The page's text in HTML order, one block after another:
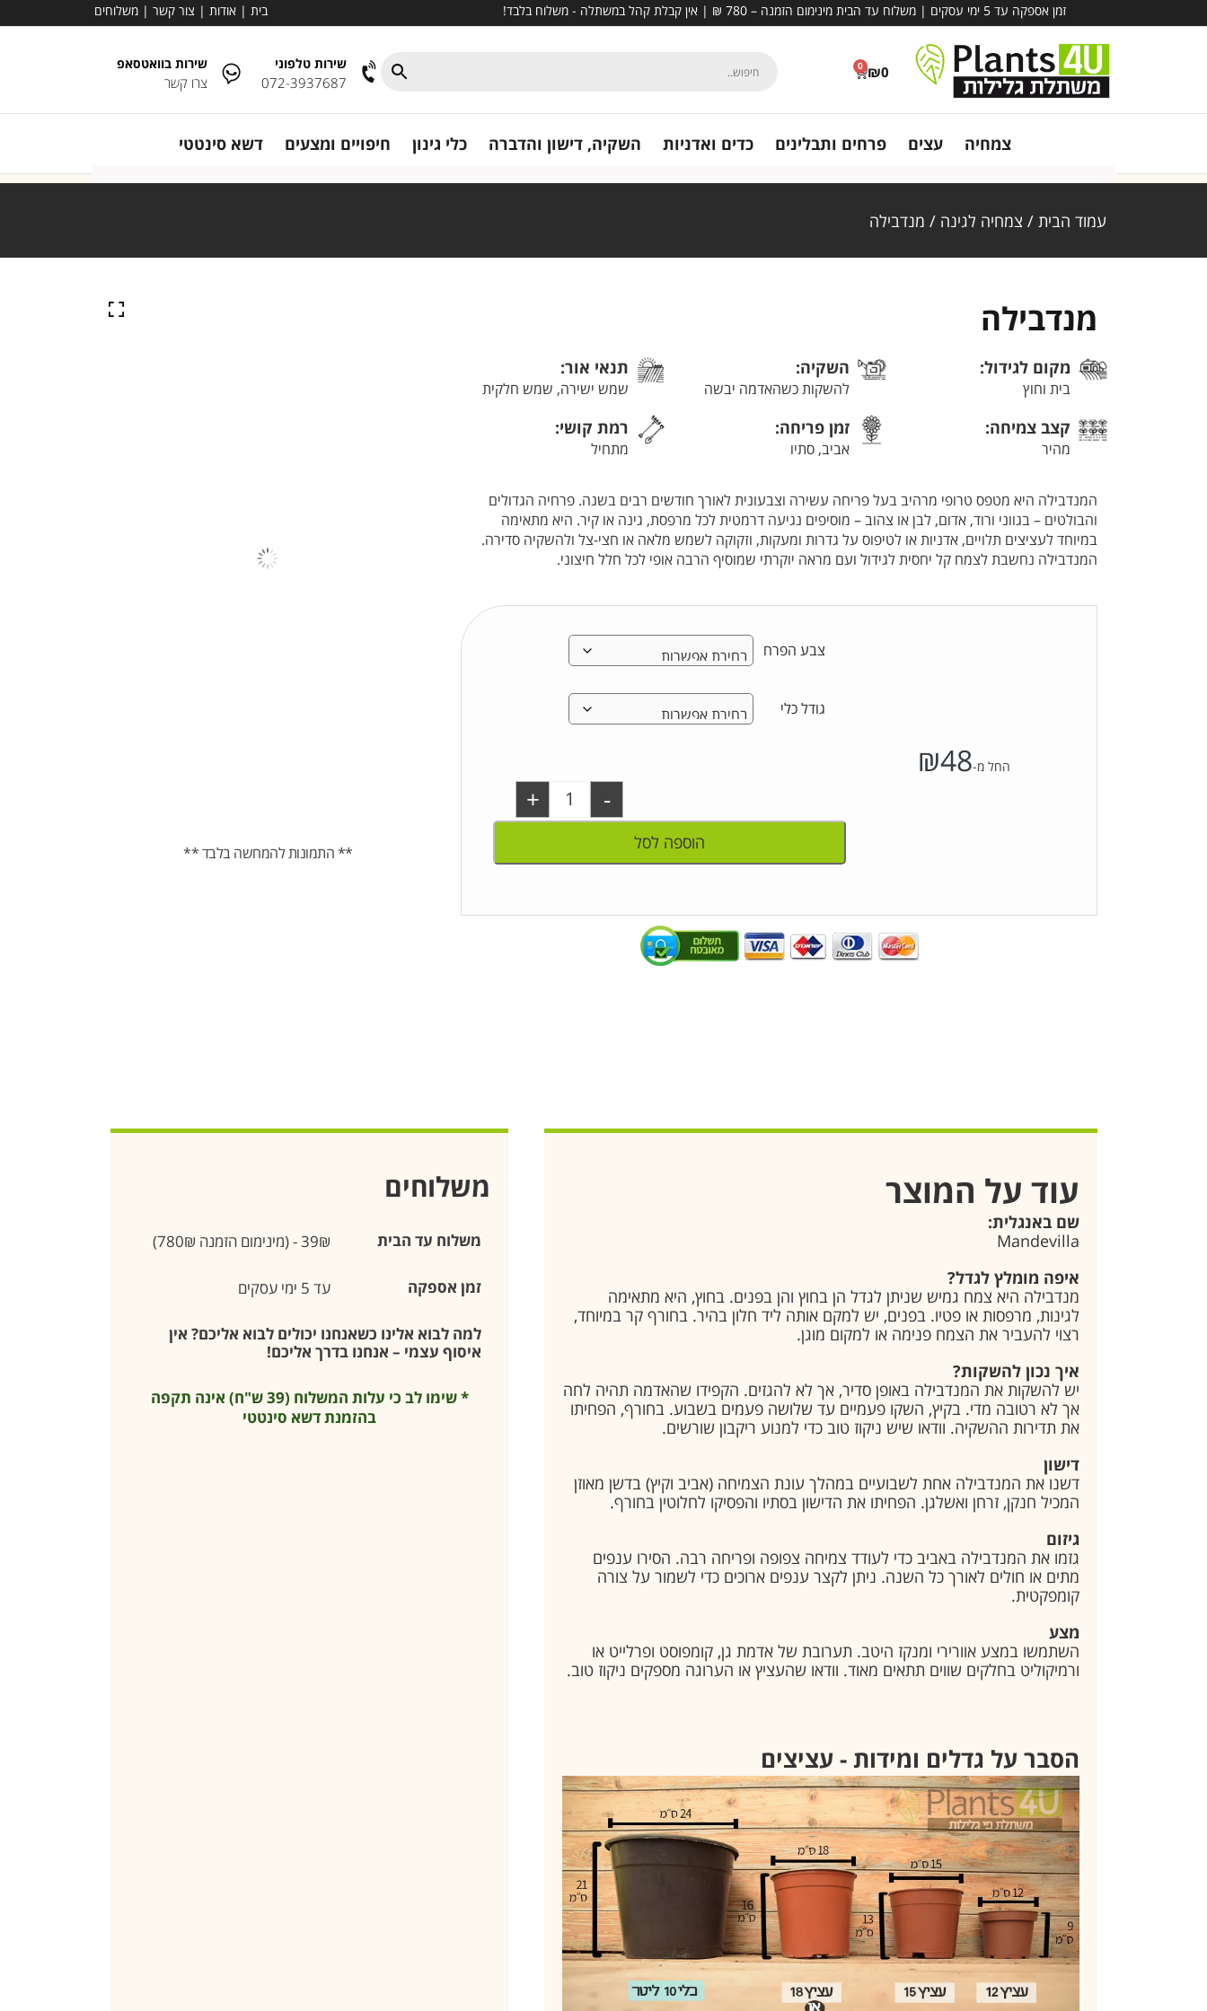
זמן אספקה עד 5 ימי עסקים | משלוח עד הבית מינימום הזמנה – 780 ₪ | אין קבלת קהל במשתלה - משלוח בלבד! בית| אודות| צור קשר| משלוחים
₪0
0 שירות טלפוני
072-3937687
שירות בוואטסאפ
צרו קשר
צמחיה עצים פרחים ותבלינים כדים ואדניות השקיה, דישון והדברה כלי גינון חיפויים ומצעים דשא סינטטי
עמוד הבית / צמחיה לגינה / מנדבילה
מנדבילה
מקום לגידול:
בית וחוץ
השקיה:
להשקות כשהאדמה יבשה
תנאי אור:
שמש ישירה, שמש חלקית
קצב צמיחה:
מהיר
זמן פריחה:
אביב, סתיו
רמת קושי:
מתחיל
המנדבילה היא מטפס טרופי מרהיב בעל פריחה עשירה וצבעונית לאורך חודשים רבים בשנה. פרחיה הגדולים
והבולטים – בגווני ורוד, אדום, לבן או צהוב – מוסיפים נגיעה דרמטית לכל מרפסת, גינה או קיר. היא מתאימה
במיוחד לעציצים תלויים, אדניות או לטיפוס על גדרות ומעקות, וזקוקה לשמש מלאה או חצי-צל ולהשקיה סדירה.
המנדבילה נחשבת לצמח קל יחסית לגידול ועם מראה יוקרתי שמוסיף הרבה אופי לכל חלל חיצוני.
החל מ- ₪48
צבע הפרח
גודל כלי
-
+
הוספה לסל
** התמונות להמחשה בלבד **
עוד על המוצר
שם באנגלית:
Mandevilla
איפה מומלץ לגדל?
מנדבילה היא צמח גמיש שניתן לגדל הן בחוץ והן בפנים. בחוץ, היא מתאימה
לגינות, מרפסות או פטיו. בפנים, יש למקם אותה ליד חלון בהיר. בחורף קר במיוחד,
רצוי להעביר את הצמח פנימה או למקום מוגן.
איך נכון להשקות?
יש להשקות את המנדבילה באופן סדיר, אך לא להגזים. הקפידו שהאדמה תהיה לחה
אך לא רטובה מדי. בקיץ, השקו פעמיים עד שלושה פעמים בשבוע. בחורף, הפחיתו
את תדירות ההשקיה. וודאו שיש ניקוז טוב כדי למנוע ריקבון שורשים.
דישון
דשנו את המנדבילה אחת לשבועיים במהלך עונת הצמיחה (אביב וקיץ) בדשן מאוזן
המכיל חנקן, זרחן ואשלגן. הפחיתו את הדישון בסתיו והפסיקו לחלוטין בחורף.
גיזום
גזמו את המנדבילה באביב כדי לעודד צמיחה צפופה ופריחה רבה. הסירו ענפים
מתים או חולים לאורך כל השנה. ניתן לקצר ענפים ארוכים כדי לשמור על צורה
קומפקטית.
מצע
השתמשו במצע אוורירי ומנקז היטב. תערובת של אדמת גן, קומפוסט ופרלייט או
ורמיקוליט בחלקים שווים תתאים מאוד. וודאו שהעציץ או הערוגה מספקים ניקוז טוב.
הסבר על גדלים ומידות - עציצים
משלוחים
משלוח עד הבית 39₪ - (מינימום הזמנה 780₪)
זמן אספקה עד 5 ימי עסקים
למה לבוא אלינו כשאנחנו יכולים לבוא אליכם? אין
איסוף עצמי – אנחנו בדרך אליכם!
* שימו לב כי עלות המשלוח (39 ש"ח) אינה תקפה
בהזמנת דשא סינטטי